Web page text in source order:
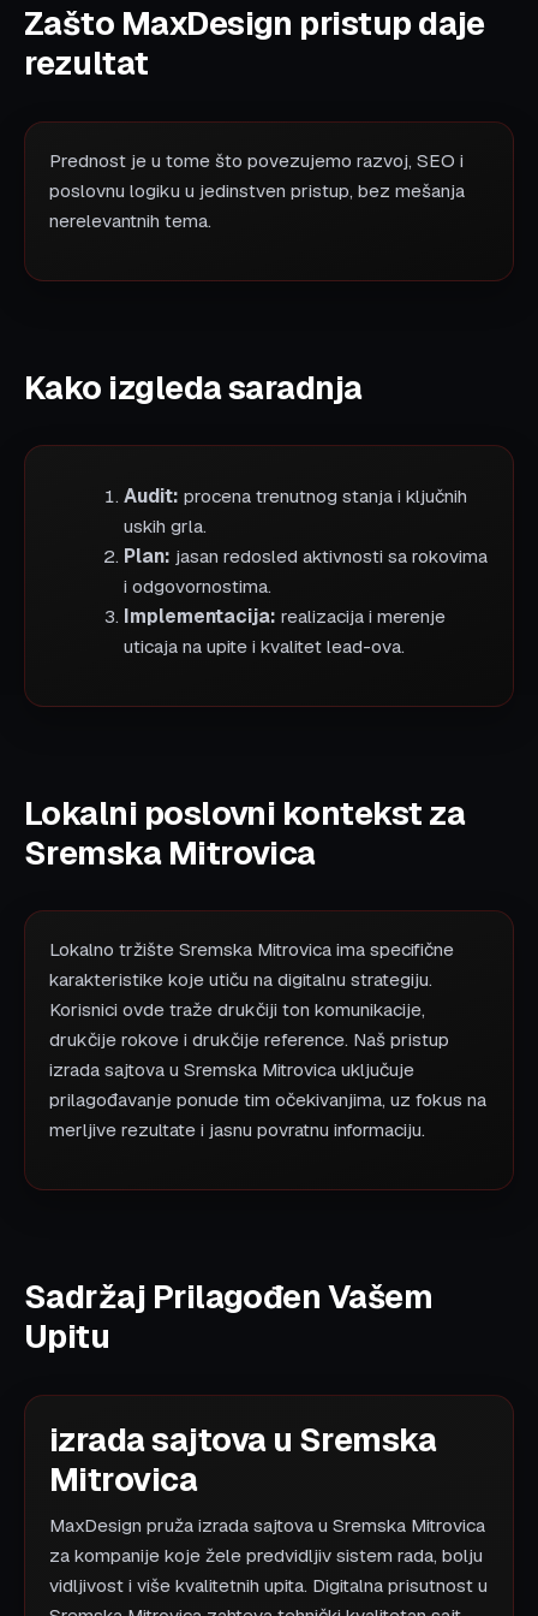
Zašto MaxDesign pristup daje
rezultat
Prednost je u tome što povezujemo razvoj, SEO i
poslovnu logiku u jedinstven pristup, bez mešanja
nerelevantnih tema.
Kako izgleda saradnja
Audit: procena trenutnog stanja i ključnih
uskih grla.
Plan: jasan redosled aktivnosti sa rokovima
i odgovornostima.
Implementacija: realizacija i merenje
uticaja na upite i kvalitet lead-ova.
Lokalni poslovni kontekst za
Sremska Mitrovica
Lokalno tržište Sremska Mitrovica ima specifične
karakteristike koje utiču na digitalnu strategiju.
Korisnici ovde traže drukčiji ton komunikacije,
drukčije rokove i drukčije reference. Naš pristup
izrada sajtova u Sremska Mitrovica uključuje
prilagođavanje ponude tim očekivanjima, uz fokus na
merljive rezultate i jasnu povratnu informaciju.
Sadržaj Prilagođen Vašem
Upitu
izrada sajtova u Sremska
Mitrovica
MaxDesign pruža izrada sajtova u Sremska Mitrovica
za kompanije koje žele predvidljiv sistem rada, bolju
vidljivost i više kvalitetnih upita. Digitalna prisutnost u